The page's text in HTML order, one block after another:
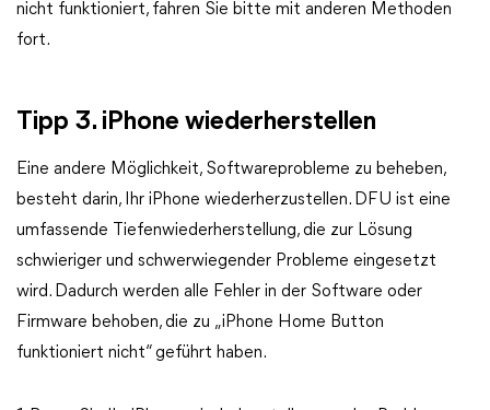
nicht funktioniert, fahren Sie bitte mit anderen Methoden
fort.
Tipp 3. iPhone wiederherstellen
Eine andere Möglichkeit, Softwareprobleme zu beheben,
besteht darin, Ihr iPhone wiederherzustellen. DFU ist eine
umfassende Tiefenwiederherstellung, die zur Lösung
schwieriger und schwerwiegender Probleme eingesetzt
wird. Dadurch werden alle Fehler in der Software oder
Firmware behoben, die zu „iPhone Home Button
funktioniert nicht“ geführt haben.